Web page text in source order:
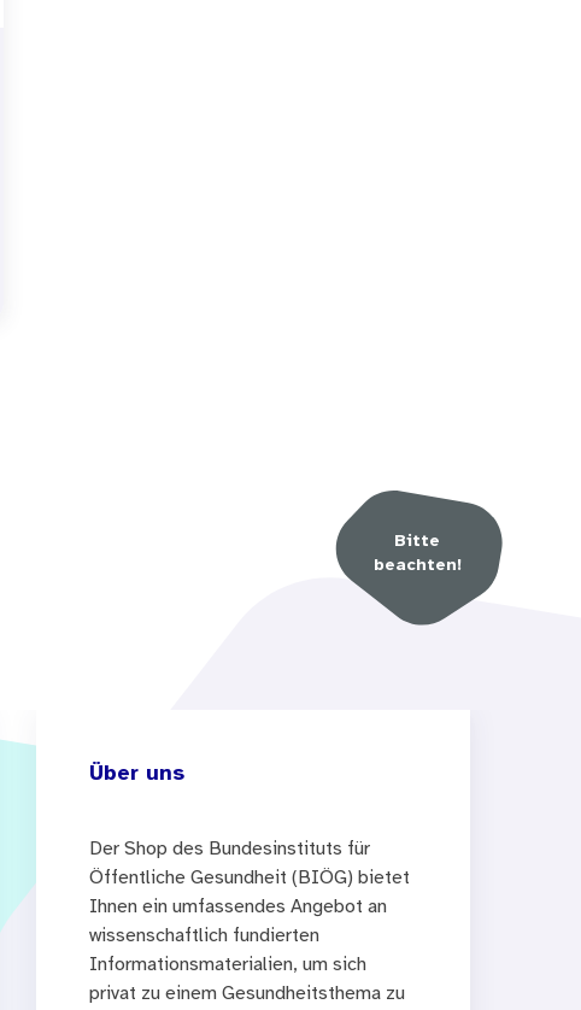
Bitte
beachten!
Über uns
Der Shop des Bundesinstituts für
Öffentliche Gesundheit (BIÖG) bietet
Ihnen ein umfassendes Angebot an
wissenschaftlich fundierten
Informationsmaterialien, um sich
privat zu einem Gesundheitsthema zu